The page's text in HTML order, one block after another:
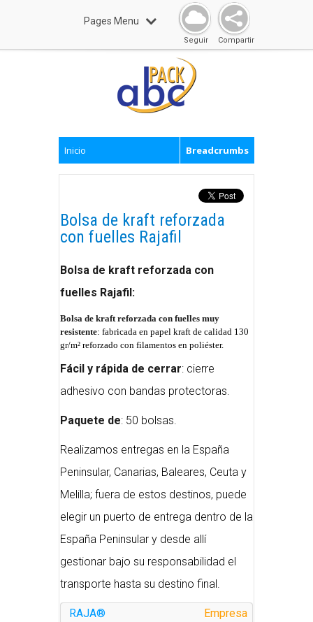
Pages Menu
Compartir
Seguir
Inicio Breadcrumbs
Bolsa de kraft reforzada
con fuelles Rajafil
Bolsa de kraft reforzada con
fuelles Rajafil:
Bolsa de kraft reforzada con fuelles muy
resistente: fabricada en papel kraft de calidad 130
gr/m² reforzado con filamentos en poliéster.
Fácil y rápida de cerrar: cierre
adhesivo con bandas protectoras.
Paquete de: 50 bolsas.
Realizamos entregas en la España
Peninsular, Canarias, Baleares, Ceuta y
Melilla; fuera de estos destinos, puede
elegir un puerto de entrega dentro de la
España Peninsular y desde allí
gestionar bajo su responsabilidad el
transporte hasta su destino final.
Empresa
RAJA®